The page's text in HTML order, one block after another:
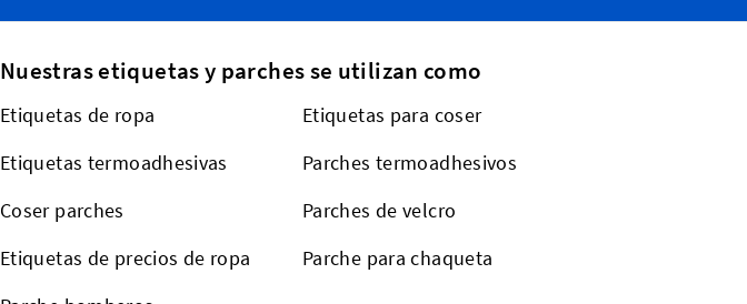
Nuestras etiquetas y parches se utilizan como
Etiquetas de ropa
Etiquetas para coser
Etiquetas termoadhesivas
Parches termoadhesivos
Coser parches
Parches de velcro
Etiquetas de precios de ropa
Parche para chaqueta